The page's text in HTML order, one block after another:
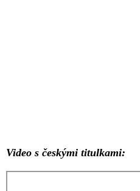
Video s českými titulkami: